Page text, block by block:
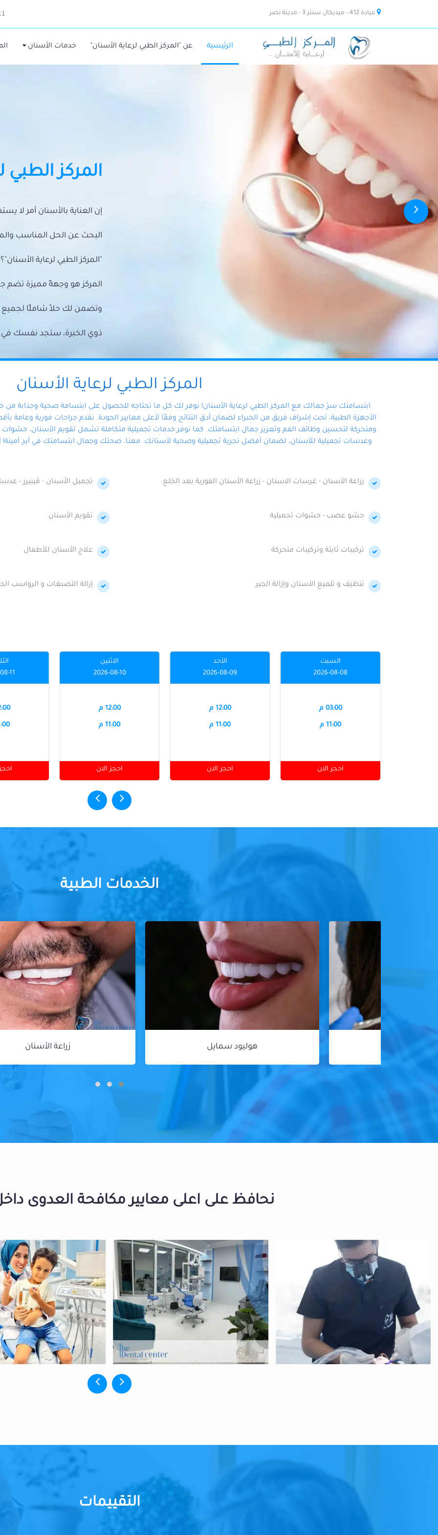
عيادة 412 - ميديكال سنتر 3 - مدينة نصر
الرئيسية عن "المركز الطبي لرعاية الأسنان" خدمات الأسنان
المركز الطبي
إن العناية بالأسنان أمر لا
البحث عن الحل المناسب
"المركز الطبي لرعاية الأسنان"؟
المركز هو وجهةً مميزة تضم
وتضمن لك حلاً شاملًا
ذوي الخبرة، ستجد نفسك في
المركز الطبي لرعاية الأسنان
ابتسامتك سرّ جمالك مع المركز الطبي لرعاية الأسنان! نوفر لك كل ما تحتاجه للحصول على ابتسامة صحية وجذابة
الأجهزة الطبية، تحت إشراف فريق من الخبراء لضمان أدق النتائج وفقًا لأعلى معايير الجودة. نقدم جراحات فورية وعامة
ومتحركة لتحسين وظائف الفم وتعزيز جمال ابتسامتك. كما نوفر خدمات تجميلية متكاملة تشمل تقويم الأسنان، حشوات
وعدسات تجميلية للأسنان، لضمان أفضل تجربة تجميلية وصحية لأسنانك. معنا، صحتك وجمال ابتسامتك في أيدٍ أمينة!
زراعة الأسنان - غرسات الاسنان - زراعة الأسنان الفورية بعد الخلع. تجميل الأسنان - ڤينيرز -
حشو عصب - حشوات تجميلية تقويم الأسنان
تركيبات ثابتة وتركيبات متحركة علاج الأسنان للأطفال
تنظيف و تلميع الأسنان وإزالة الجير إزالة التصبغات و الرواسب
السبت
2026-08-08
03:00 م
11:00 م
احجز الان
الأحد
2026-08-09
12:00 م
11:00 م
احجز الان
الاثنين
2026-08-10
12:00 م
11:00 م
احجز الان
11
الخدمات الطبية
نحافظ على اعلى معايير مكافحة العدوى
التقييمات